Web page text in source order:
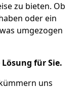
zu bieten. Ob
oder ein
umgezogen
für Sie.
uns